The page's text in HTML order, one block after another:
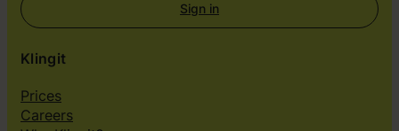
Sign in
Klingit
Prices
Careers